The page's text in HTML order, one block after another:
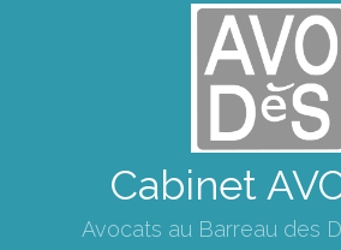
Cabinet
Avocats au Barreau des